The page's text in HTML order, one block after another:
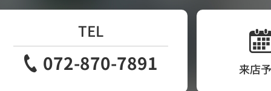
TEL
072-870-7891 来店